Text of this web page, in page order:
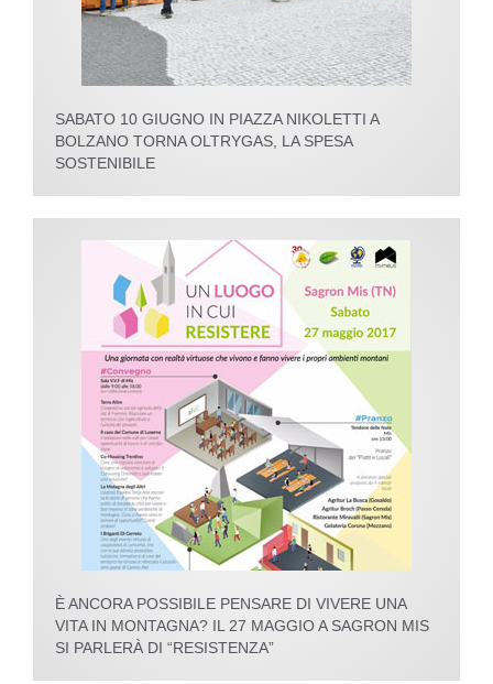
SABATO 10 GIUGNO IN PIAZZA NIKOLETTI A
BOLZANO TORNA OLTRYGAS, LA SPESA
SOSTENIBILE
È ANCORA POSSIBILE PENSARE DI VIVERE UNA
VITA IN MONTAGNA? IL 27 MAGGIO A SAGRON MIS
SI PARLERÀ DI “RESISTENZA”